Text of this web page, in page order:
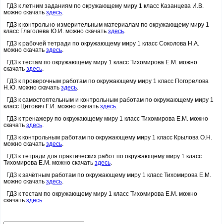
ГДЗ к летним заданиям по окружающему миру 1 класс Казанцева И.В.
можно скачать здесь
ГДЗ к контрольно-измерительным материалам по окружающему миру 1
класс Глаголева Ю.И. можно скачать здесь
ГДЗ к рабочей тетради по окружающему миру 1 класс Соколова Н.А.
можно скачать здесь
ГДЗ к тестам по окружающему миру 1 класс Тихомирова Е.М. можно
скачать здесь
ГДЗ к проверочным работам по окружающему миру 1 класс Погорелова
Н.Ю. можно скачать здесь
ГДЗ к самостоятельным и контрольным работам по окружающему миру 1
класс Цитович Г.И. можно скачать здесь
ГДЗ к тренажеру по окружающему миру 1 класс Тихомирова Е.М. можно
скачать здесь
ГДЗ к контрольным работам по окружающему миру 1 класс Крылова О.Н.
можно скачать здесь
ГДЗ к тетради для практических работ по окружающему миру 1 класс
Тихомирова Е.М. можно скачать здесь
ГДЗ к зачётным работам по окружающему миру 1 класс Тихомирова Е.М.
можно скачать здесь
ГДЗ к тестам по окружающему миру 1 класс Тихомирова Е.М. можно
скачать здесь